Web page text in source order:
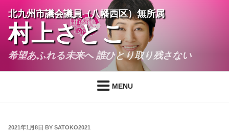
content
北九州市議会議員（八幡西区）無所属
村上さとこ
希望あふれる未来へ 誰ひとり取り残さない
MENU
POSTED
2021年1月8日 BY SATOKO2021